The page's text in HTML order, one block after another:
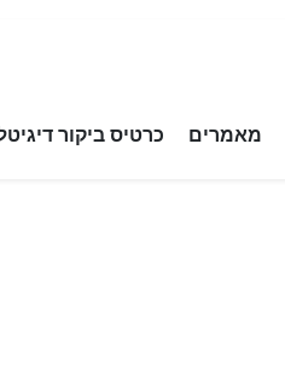
מאמרים כרטיס ביקור